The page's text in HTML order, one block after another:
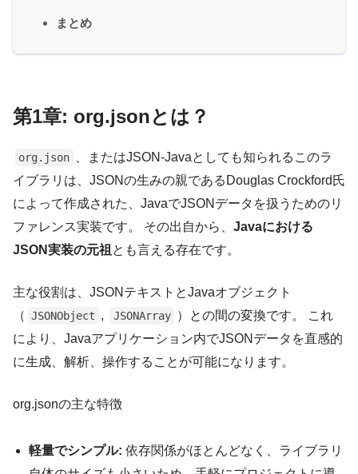
まとめ
第1章: org.jsonとは？
org.json
、またはJSON-Javaとしても知られるこのラ
イブラリは、JSONの生みの親であるDouglas Crockford氏
によって作成された、JavaでJSONデータを扱うためのリ
ファレンス実装です。 その出自から、 Javaにおける
JSON実装の元祖 とも言える存在です。
主な役割は、JSONテキストとJavaオブジェクト
（ JSONObject , JSONArray ）との間の変換です。 これ
により、Javaアプリケーション内でJSONデータを直感的
に生成、解析、操作することが可能になります。
org.jsonの主な特徴
軽量でシンプル: 依存関係がほとんどなく、ライブラリ